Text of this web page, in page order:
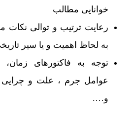
خوانایی مطالب
رعایت ترتیب و توالی نکات
به لحاظ اهمیت و یا سیر
توجه به فاکتورهای
عوامل جرم ، علت و چرایی
و….